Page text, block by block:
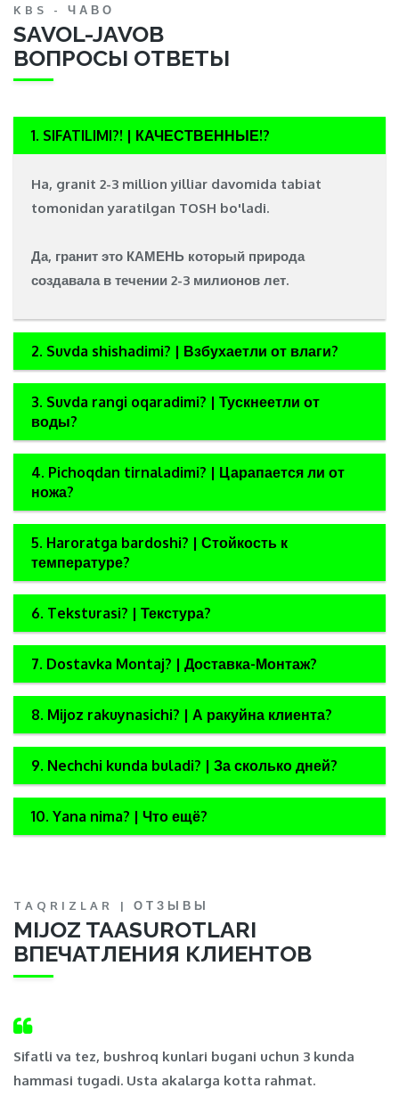
KBS - ЧАВО
SAVOL-JAVOB
ВОПРОСЫ ОТВЕТЫ
1. SIFATILIMI?! | КАЧЕСТВЕННЫЕ!?
Ha, granit 2-3 million yilliar davomida tabiat
tomonidan yaratilgan TOSH bo'ladi.
Да, гранит это КАМЕНЬ который природа
создавала в течении 2-3 милионов лет.
2. Suvda shishadimi? | Взбухаетли от влаги?
3. Suvda rangi oqaradimi? | Тускнеетли от
воды?
4. Pichoqdan tirnaladimi? | Царапается ли от
ножа?
5. Haroratga bardoshi? | Стойкость к
температуре?
6. Teksturasi? | Текстура?
7. Dostavka Montaj? | Доставка-Монтаж?
8. Mijoz rakuynasichi? | А ракуйна клиента?
9. Nechchi kunda buladi? | За сколько дней?
10. Yana nima? | Что ещё?
TAQRIZLAR | ОТЗЫВЫ
MIJOZ TAASUROTLARI
ВПЕЧАТЛЕНИЯ КЛИЕНТОВ
Sifatli va tez, bushroq kunlari bugani uchun 3 kunda
hammasi tugadi. Usta akalarga kotta rahmat.